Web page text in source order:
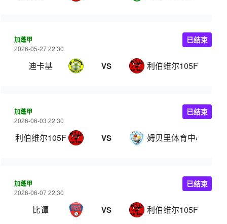
加蓬甲
2026-05-27 22:30
迪卡基 VS 利伯维尔105FC
已结束
加蓬甲
2026-06-03 22:30
利伯维尔105FC VS 姆贝里体育中心
已结束
加蓬甲
2026-06-07 22:30
比谭 VS 利伯维尔105FC
已结束